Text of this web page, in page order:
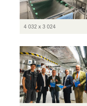
4 032 x 3 024